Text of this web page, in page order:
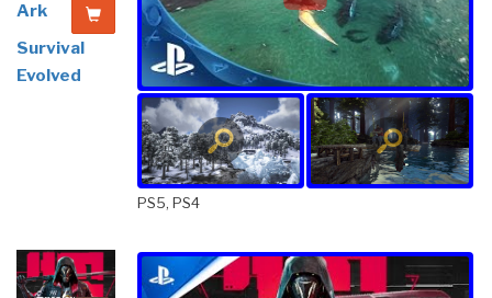
Ark
Survival
Evolved
PS5, PS4